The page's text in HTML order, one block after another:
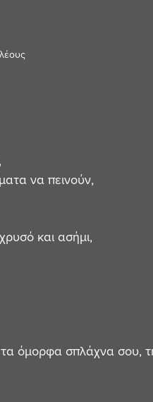
να πεινούν,
και ασήμι,
όμορφα σπλάχνα σου,